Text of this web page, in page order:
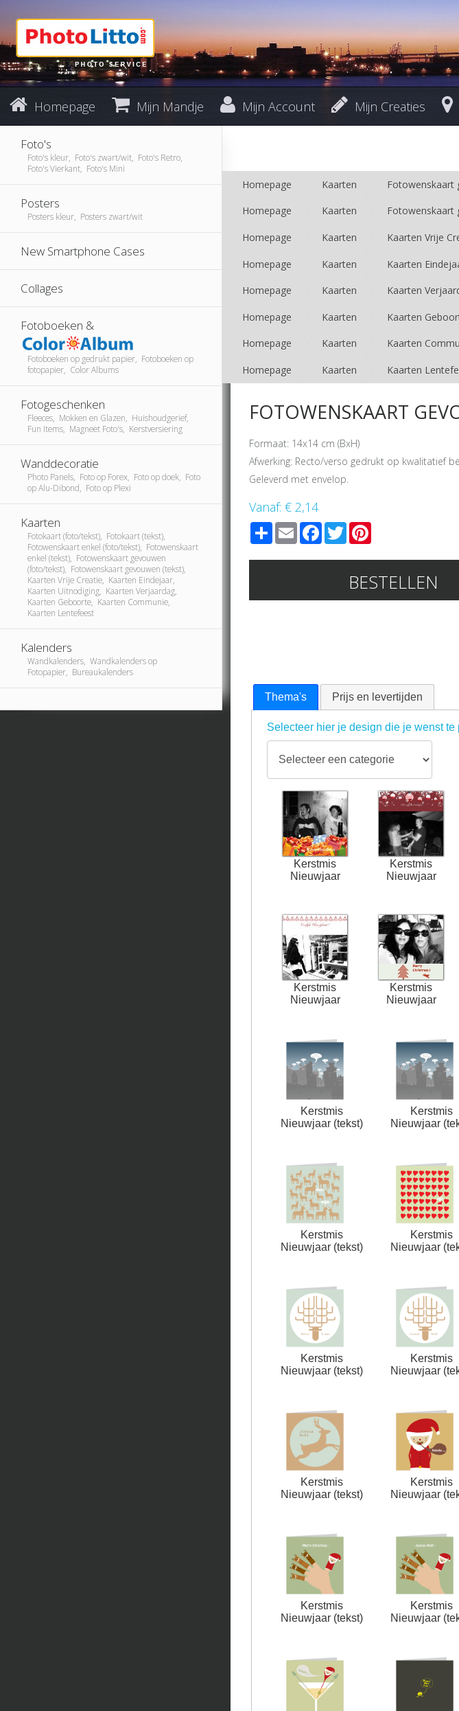
Homepage Mijn Mandje Mijn Account Mijn Creaties
Foto's
Foto's kleur, Foto's zwart/wit, Foto's Retro,
Foto's Vierkant, Foto's Mini
Posters
Posters kleur, Posters zwart/wit
New Smartphone Cases
Collages
Fotoboeken &
Fotoboeken op gedrukt papier, Fotoboeken op
fotopapier, Color Albums
Fotogeschenken
Fleeces, Mokken en Glazen, Huishoudgerief,
Fun Items, Magneet Foto's, Kerstversiering
Wanddecoratie
Photo Panels, Foto op Forex, Foto op doek, Foto
op Alu-Dibond, Foto op Plexi
Kaarten
Fotokaart (foto/tekst), Fotokaart (tekst),
Fotowenskaart enkel (foto/tekst), Fotowenskaart
enkel (tekst), Fotowenskaart gevouwen
(foto/tekst), Fotowenskaart gevouwen (tekst),
Kaarten Vrije Creatie, Kaarten Eindejaar,
Kaarten Uitnodiging, Kaarten Verjaardag,
Kaarten Geboorte, Kaarten Communie,
Kaarten Lentefeest
Kalenders
Wandkalenders, Wandkalenders op
Fotopapier, Bureaukalenders
Homepage Kaarten Fotowenskaart
Homepage Kaarten Fotowenskaart
Homepage Kaarten Kaarten Vrije
Homepage Kaarten Kaarten
Homepage Kaarten Kaarten
Homepage Kaarten Kaarten
Homepage Kaarten Kaarten
Homepage Kaarten Kaarten
FOTOWENSKAART
Formaat: 14x14 cm (BxH)
Afwerking: Recto/verso gedrukt op kwalitatief
Geleverd met envelop.
Vanaf: € 2,14
ShareEmailFacebook
TwitterPinterest
BESTELLEN
Thema's Prijs en levertijden
Selecteer hier je design die je wenst
Kerstmis
Nieuwjaar
Kerstmis
Nieuwjaar
Kerstmis
Nieuwjaar
Kerstmis
Nieuwjaar
Kerstmis
Nieuwjaar (tekst)
Kerstmis
Nieuwjaar
Kerstmis
Nieuwjaar (tekst)
Kerstmis
Nieuwjaar
Kerstmis
Nieuwjaar (tekst)
Kerstmis
Nieuwjaar
Kerstmis
Nieuwjaar (tekst)
Kerstmis
Nieuwjaar
Kerstmis
Nieuwjaar (tekst)
Kerstmis
Nieuwjaar